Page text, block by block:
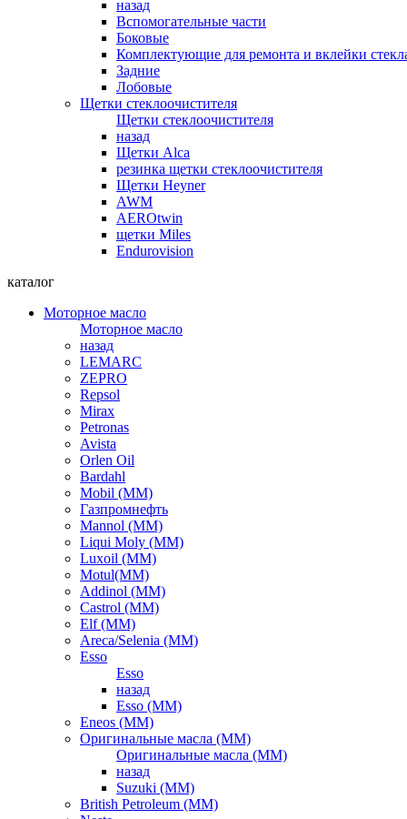
назад
Вспомогательные части
Боковые
Комплектующие для ремонта и вклейки
Задние
Лобовые
Щетки стеклоочистителя
Щетки стеклоочистителя
назад
Щетки Alca
резинка щетки стеклоочистителя
Щетки Heyner
AWM
AEROtwin
щетки Miles
Endurovision
каталог
Моторное масло
Моторное масло
назад
LEMARC
ZEPRO
Repsol
Mirax
Petronas
Avista
Orlen Oil
Bardahl
Mobil (ММ)
Газпромнефть
Mannol (ММ)
Liqui Moly (ММ)
Luxoil (ММ)
Motul(ММ)
Addinol (ММ)
Castrol (ММ)
Elf (ММ)
Areca/Selenia (ММ)
Esso
Esso
назад
Esso (ММ)
Eneos (ММ)
Оригинальные масла (ММ)
Оригинальные масла (ММ)
назад
Suzuki (ММ)
British Petroleum (ММ)